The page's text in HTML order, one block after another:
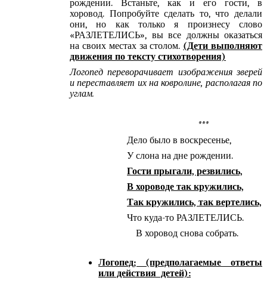
рождении. Встаньте, как и его гости, в
хоровод. Попробуйте сделать то, что делали
они, но как только я произнесу слово
«РАЗЛЕТЕЛИСЬ», вы все должны оказаться
на своих местах за столом. (Дети выполняют
движения по тексту стихотворения)
Логопед переворачивает изображения зверей
и переставляет их на ковролине, располагая по
углам.
***
Дело было в воскресенье,
У слона на дне рождении.
Гости прыгали, резвились,
В хороводе так кружились,
Так кружились, так вертелись,
Что куда-то РАЗЛЕТЕЛИСЬ.
В хоровод снова собрать.
Логопед; (предполагаемые ответы
или действия детей):